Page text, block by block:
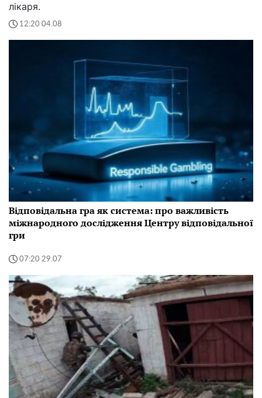
лікаря.
12:20 04.08
Відповідальна гра як система: про важливість
міжнародного дослідження Центру відповідальної
гри
07:20 29.07